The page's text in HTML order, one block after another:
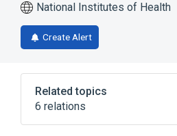
National Institutes of Health
Create Alert
Related topics
6 relations
Carbonyldiamide